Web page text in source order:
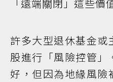
「遠端關閉」這些價
許多大型退休基金或
股進行「風險控管」
好，但因為地緣風險